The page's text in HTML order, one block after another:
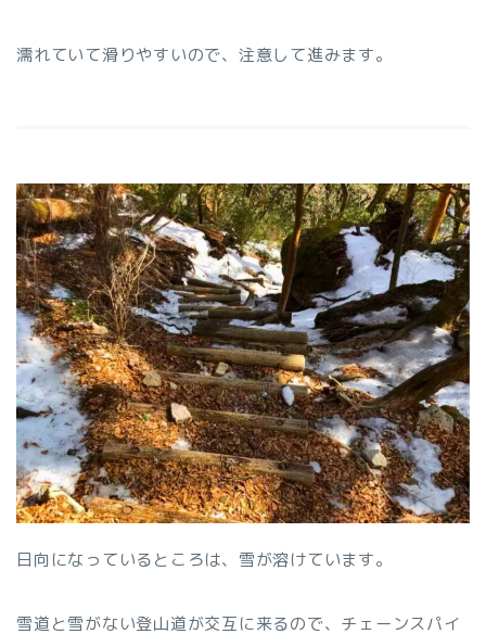
濡れていて滑りやすいので、注意して進みます。
日向になっているところは、雪が溶けています。
雪道と雪がない登山道が交互に来るので、チェーンスパイ